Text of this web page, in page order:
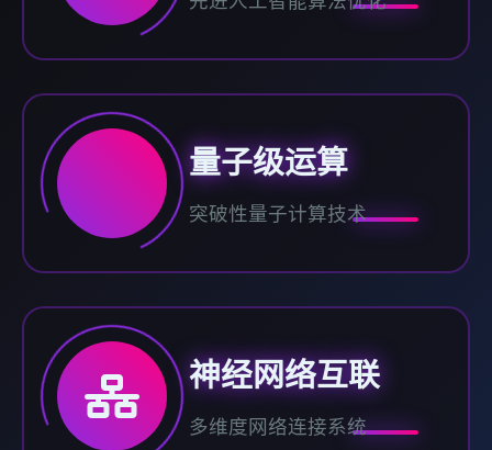
量子级运算
突破性量子计算技术
神经网络互联
多维度网络连接系统